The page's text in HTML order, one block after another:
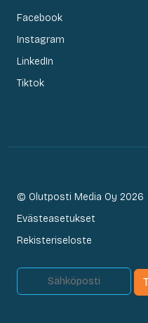
Facebook
Instagram
LinkedIn
Tiktok
© Olutposti Media Oy 2026
Evästeasetukset
Rekisteriseloste